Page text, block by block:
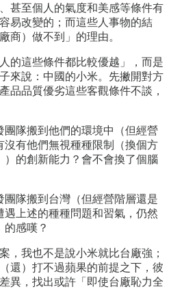
甚至個人的氣度和美感等條件有
易改變的；而這些人事物的結
商）做不到」的理由。
的這些條件都比較優越」，而是
來說：中國的小米。先撇開對方
品品質優劣這些客觀條件不談，
團隊搬到他們的環境中（但經營
沒有他們無視種種限制（換個方
）的創新能力？會不會換了個腦
團隊搬到台灣（但經營階層還是
遇上述的種種問題和習氣，仍然
的感嘆？
，我也不是說小米就比台廠強；
還）打不過蘋果的前提之下，彼
異，找出或許「即使台廠恥力全